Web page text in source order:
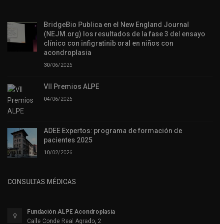
BridgeBio Publica en el New England Journal
(NEJM.org) los resultados de la fase 3 del ensayo
clínico con infigratinib oral en niños con
acondroplasia
30/06/2026
VII Premios ALPE
04/06/2026
ADEE Expertos: programa de formación de
pacientes 2025
10/02/2026
CONSULTAS MÉDICAS
Fundación ALPE Acondroplasia
Calle Conde Real Agrado, 2